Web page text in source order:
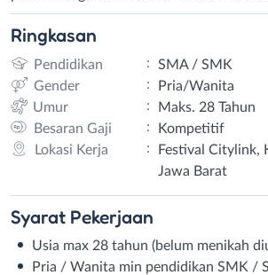
Ringkasan
Pendidikan :
SMA / SMK
Gender
:
Pria/Wanita
Umur
:
Maks. 28 Tahun
Besaran Gaji
:
Kompetitif
Lokasi Kerja
:
Festival Citylink,
Jawa Barat
Syarat Pekerjaan
Usia max 28 tahun (belum menikah
Pria / Wanita min pendidikan SMK /